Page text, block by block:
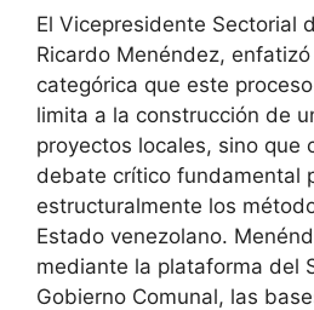
El Vicepresidente Sectorial
Ricardo Menéndez,
categórica que este
limita a la construcción de
proyectos locales, sino que
debate crítico fundamental
estructuralmente los
Estado venezolano.
mediante la plataforma del
Gobierno Comunal, las